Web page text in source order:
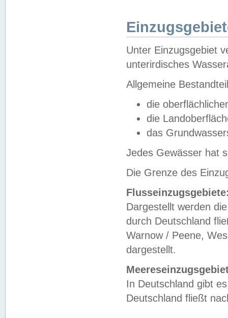
Unter Einzugsgebiet
unterirdisches
Allgemeine
die
die
das
Jedes Gewässer hat
Die Grenze des
Dargestellt werden
durch Deutschland
Warnow / Peene,
dargestellt.
In Deutschland gibt
Deutschland fließt